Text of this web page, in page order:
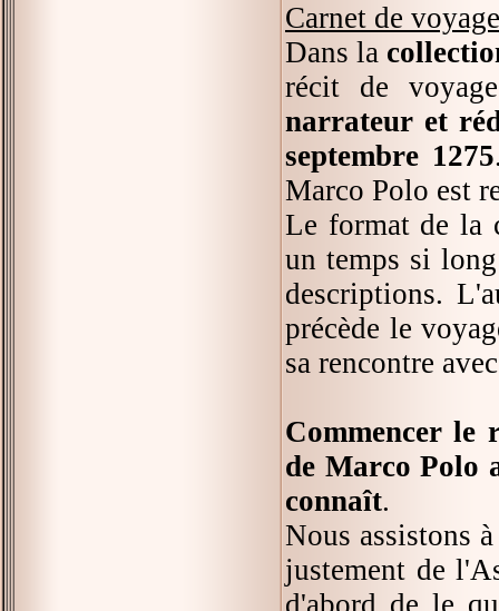
Carnet de voyage
Dans la
récit de
narrateur et
septembre 1275
Marco Polo est
Le format de la
un temps si
descriptions.
précède le
sa rencontre
Commencer le
de Marco Polo
connaît.
Nous assistons
justement de